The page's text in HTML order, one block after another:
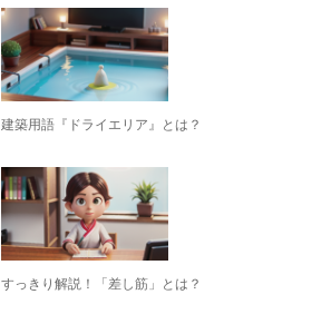
建築用語『ドライエリア』とは？
すっきり解説！「差し筋」とは？